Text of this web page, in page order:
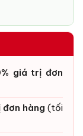
giá trị đơn
đơn hàng (tối